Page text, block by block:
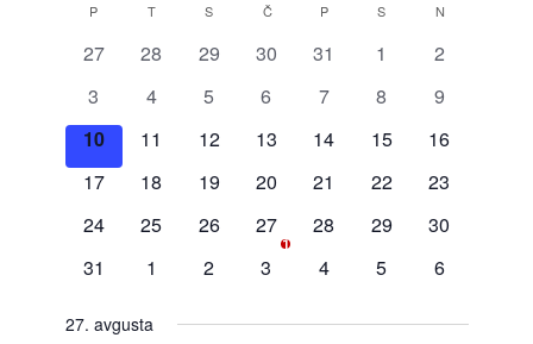
Koledar
za
Dogodki
P T S Č P S N
0
27
0
28
0
29
0
30
0
31
0
1
0
2
0
dogodki
3
0
4
0
5
0
6
0
7
0
8
0
9
0
dogodki
10
0
11
0
12
0
13
0
14
0
15
0
16
0
17
0
18
0
19
0
20
0
21
0
22
0
23
0
24
0
25
0
26
1
dogodek
27
1
0
28
0
29
0
30
0
31
0
1
0
2
0
3
0
4
0
5
0
6
27. avgusta